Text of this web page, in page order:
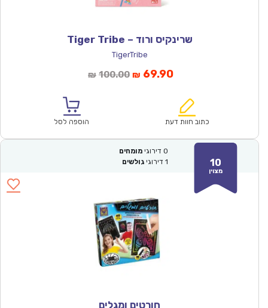
שרינקיס ורוד – Tiger Tribe
TigerTribe
₪ 100.00המחיר
₪100.00.
₪ 69.90המחיר
הוא:
כתוב חוות דעת הוספה לסל
10
מצוין
0 דירוגי מומחים
1 דירוגי גולשים
חורטים ומגלים